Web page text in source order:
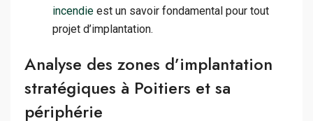
incendie est un savoir fondamental pour tout
projet d’implantation.
Analyse des zones d’implantation
stratégiques à Poitiers et sa
périphérie